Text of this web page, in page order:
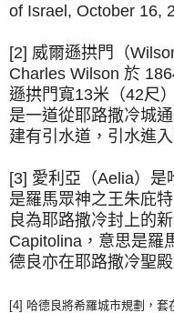
of Israel, October 16,
[2] 威爾遜拱門（
Charles Wilson 於
遜拱門寬13米（42尺
是一道從耶路撒冷城
建有引水道，引水進入
[3] 愛利亞（Aelia）是
是羅馬眾神之王朱庇
良為耶路撒冷封上的
Capitolina，意思是羅
德良亦在耶路撒冷聖
[4] 哈德良將希羅城市規劃，套